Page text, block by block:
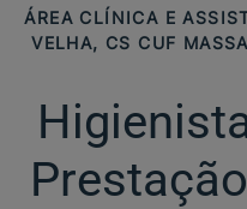
ÁREA CLÍNICA E
VELHA, CS CUF